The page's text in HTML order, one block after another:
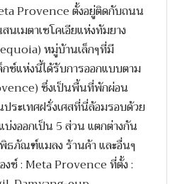
Provence ตั้งอยู่ติดกับถนน
นเมตาเซโคเอียแห่งทัมยาง
หมู่บ้านเล็กๆที่มี
ซ์แห่งนี้ได้รับการออกแบบตาม
ซึ่งเป็นพื้นที่พักผ่อน
ระเทศฝรั่งเศสที่นี่ล้อมรอบด้วย
บ่งออกเป็น 5 ส่วน แตกต่างกัน
ธภัณฑ์แมลง ร้านค้า และอื่นๆ
งซ์ : Meta Provence ที่ตั้ง :